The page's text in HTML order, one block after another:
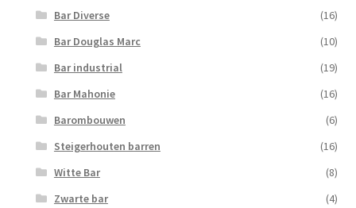
Bar Diverse
(16)
Bar Douglas Marc
(10)
Bar industrial
(19)
Bar Mahonie
(16)
Barombouwen
(6)
Steigerhouten barren
(16)
Witte Bar
(8)
Zwarte bar
(4)